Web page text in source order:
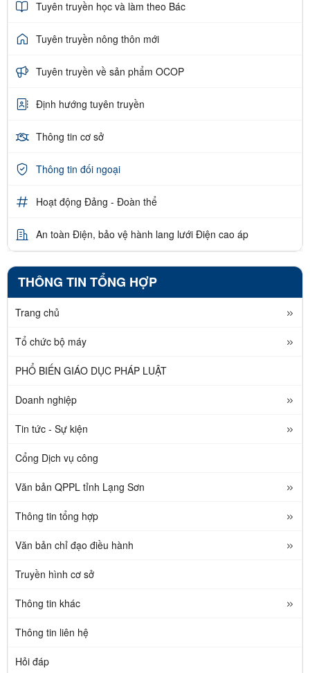
Tuyên truyền học và làm theo Bác
Tuyên truyền nông thôn mới
Tuyên truyền về sản phẩm OCOP
Định hướng tuyên truyền
Thông tin cơ sở
Thông tin đối ngoại
Hoạt động Đảng - Đoàn thể
An toàn Điện, bảo vệ hành lang lưới Điện cao áp
THÔNG TIN TỔNG HỢP
Trang chủ
Tổ chức bộ máy
PHỔ BIẾN GIÁO DỤC PHÁP LUẬT
Doanh nghiệp
Tin tức - Sự kiện
Cổng Dịch vụ công
Văn bản QPPL tỉnh Lạng Sơn
Thông tin tổng hợp
Văn bản chỉ đạo điều hành
Truyền hình cơ sở
Thông tin khác
Thông tin liên hệ
Hỏi đáp